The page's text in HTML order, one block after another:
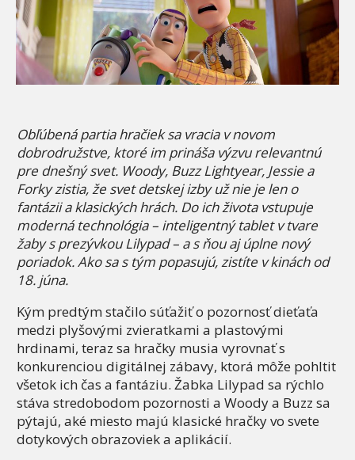
Obľúbená partia hračiek sa vracia v novom
dobrodružstve, ktoréim prináša výzvu relevantnú
pre dnešný svet. Woody, Buzz Lightyear, Jessie a
Forky zistia, že svet detskej izby už nie je len o
fantázii a klasických hrách. Do ich života vstupuje
moderná technológia – inteligentný tablet v tvare
žaby s prezývkou Lilypad – a s ňou aj úplne nový
poriadok. Ako sa s tým popasujú, zistíte v kinách od
18. júna.
Kým predtým stačilo súťažiť o pozornosť dieťaťa
medzi plyšovými zvieratkami a plastovými
hrdinami, teraz sa hračky musia vyrovnať s
konkurenciou digitálnej zábavy, ktorá môže pohltit
všetok ich čas a fantáziu. Žabka Lilypad sa rýchlo
stáva stredobodom pozornosti a Woody a Buzz sa
pýtajú, aké miesto majú klasické hračky vo svete
dotykových obrazoviek a aplikácií.